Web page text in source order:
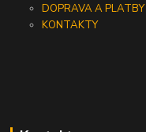
DOPRAVA A PLATBY
KONTAKTY